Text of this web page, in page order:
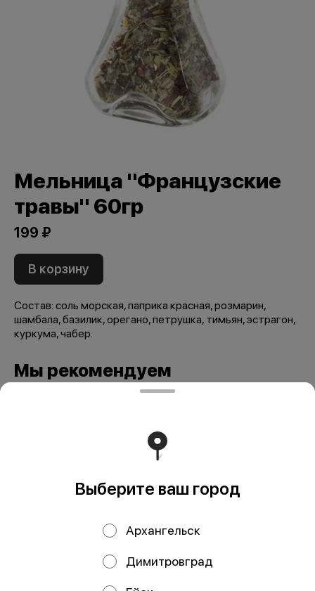
Мельница "Французские
травы" 60гр
199 ₽
В корзину
Состав: соль морская, паприка красная, розмарин,
шамбала, базилик, орегано, петрушка, тимьян, эстрагон,
куркума, чабер.
Мы рекомендуем
Мельница Морская
Перец лимонный
Выберите ваш город
Архангельск
Димитровград